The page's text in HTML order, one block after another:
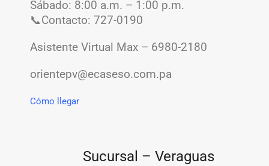
Sábado: 8:00 a.m. – 1:00 p.m.
📞Contacto: 727-0190
Asistente Virtual Max – 6980-2180
orientepv@ecaseso.com.pa
Cómo llegar
Sucursal – Veraguas